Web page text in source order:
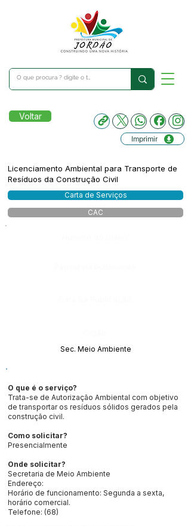
Voltar
Imprimir
Licenciamento Ambiental para Transporte de
Resíduos da Construção Civil
Carta de Serviços
CAC
Sec. Meio Ambiente
O que é o serviço?
Trata-se de Autorização Ambiental com objetivo
de transportar os resíduos sólidos gerados pela
construção civil.
Como solicitar?
Presencialmente
Onde solicitar?
Secretaria de Meio Ambiente
Endereço:
Horário de funcionamento: Segunda a sexta,
horário comercial.
Telefone: (68)